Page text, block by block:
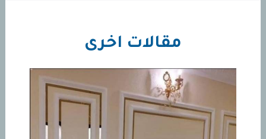
مقالات اخرى